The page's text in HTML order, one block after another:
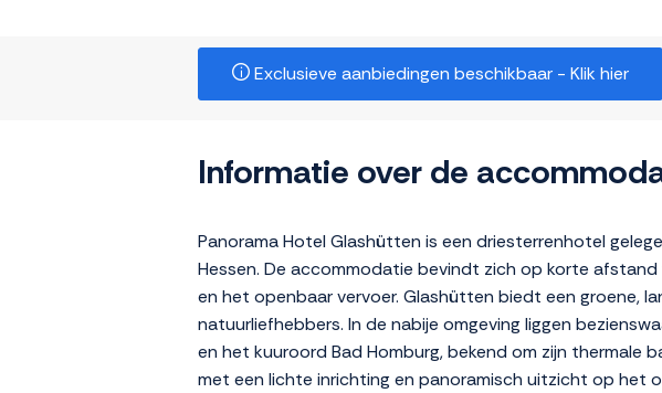
Exclusieve aanbiedingen beschikbaar - Klik hier
Informatie over de
Panorama Hotel Glashütten is een driesterrenhotel
Hessen. De accommodatie bevindt zich op korte
en het openbaar vervoer. Glashütten biedt een groene,
natuurliefhebbers. In de nabije omgeving liggen
en het kuuroord Bad Homburg, bekend om zijn thermale
met een lichte inrichting en panoramisch uitzicht op het